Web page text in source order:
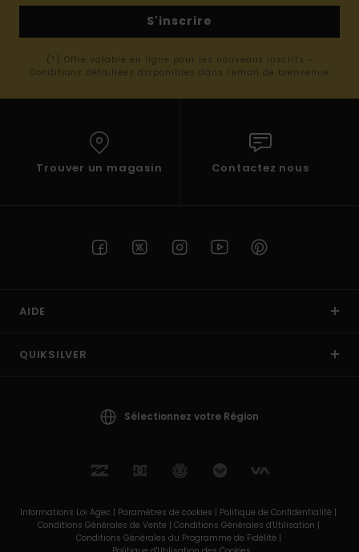
S'inscrire
(*) Offre valable en ligne pour les nouveaux inscrits -
Conditions détaillées disponibles dans l'email de bienvenue
Trouver un magasin Contactez nous
AIDE
QUIKSILVER
Sélectionnez votre Région
Informations Loi Agec | Paramètres de cookies | Politique de Confidentialité |
Conditions Générales de Vente | Conditions Générales d'Utilisation |
Conditions Générales du Programme de Fidélité |